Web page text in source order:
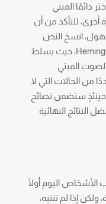
دائمًا المبني
للتأكد من أن
انسخ النص
وأدخله في حقل خاص في تطبيق Hemingway، حيث يسلط
المبني
من الحالات التي لا
وحينئذٍ ستضمن نصائح
النتائج النهائية
الأشخاص اليوم أولًا
إذا لم تنتبه،